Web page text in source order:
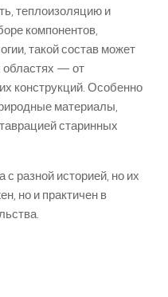
теплоизоляцию и
компонентов,
такой состав может
областях — от
конструкций. Особенно
материалы,
старинных
разной историей, но их
но и практичен в